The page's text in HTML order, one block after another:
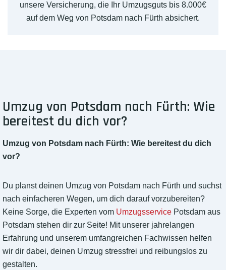
unsere Versicherung, die Ihr Umzugsguts bis 8.000€
auf dem Weg von Potsdam nach Fürth absichert.
Umzug von Potsdam nach Fürth: Wie
bereitest du dich vor?
Umzug von Potsdam nach Fürth: Wie bereitest du dich
vor?
Du planst deinen Umzug von Potsdam nach Fürth und suchst
nach einfacheren Wegen, um dich darauf vorzubereiten?
Keine Sorge, die Experten vom Umzugsservice Potsdam aus
Potsdam stehen dir zur Seite! Mit unserer jahrelangen
Erfahrung und unserem umfangreichen Fachwissen helfen
wir dir dabei, deinen Umzug stressfrei und reibungslos zu
gestalten.